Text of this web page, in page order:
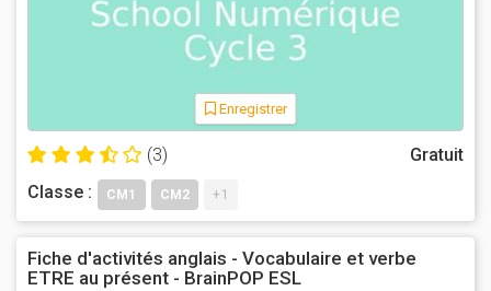
Enregistrer
(3)
Gratuit
Classe :
CM1 CM2 +1
Fiche d'activités anglais - Vocabulaire et verbe
ETRE au présent - BrainPOP ESL